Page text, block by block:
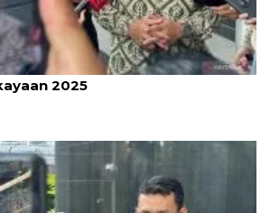
ingatkan penyelenggara
2025